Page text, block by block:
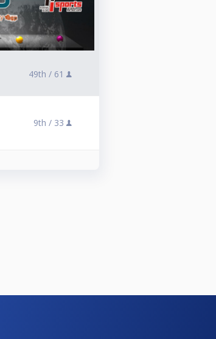
49th / 61
9th / 33